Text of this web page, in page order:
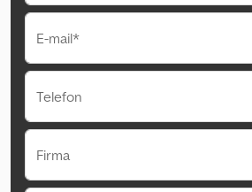
E-mail*
Telefon
Firma